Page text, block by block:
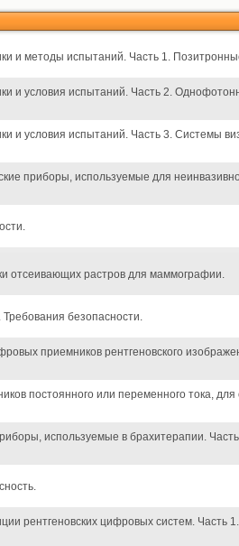
и методы испытаний. Часть 1.
и условия испытаний. Часть 2.
и условия испытаний. Часть 3. Системы
приборы, используемые для
отсеивающих растров для маммографии.
безопасности.
приемников рентгеновского
постоянного или переменного тока,
используемые в брахитерапии.
рентгеновских цифровых систем. Часть